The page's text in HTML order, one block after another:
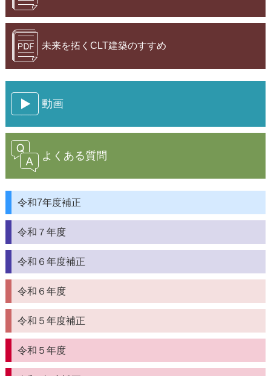
未来を拓くCLT建築のすすめ
動画
よくある質問
令和7年度補正
令和７年度
令和６年度補正
令和６年度
令和５年度補正
令和５年度